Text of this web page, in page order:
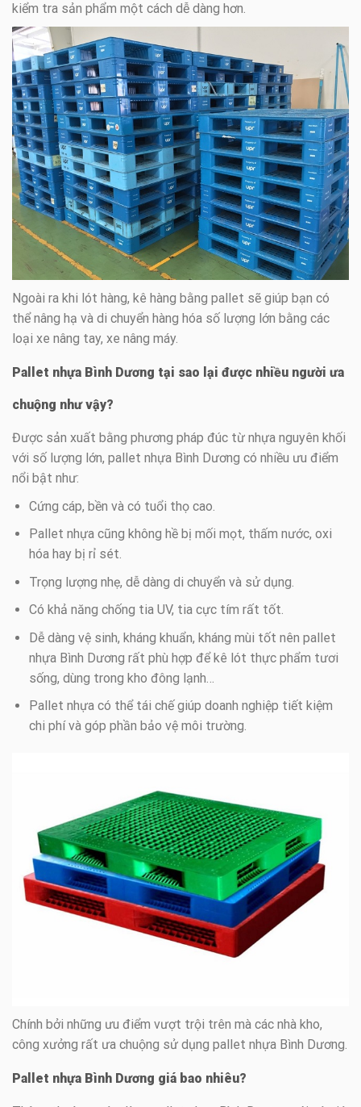
kiểm tra sản phẩm một cách dễ dàng hơn.
Ngoài ra khi lót hàng, kê hàng bằng pallet sẽ giúp bạn có
thể nâng hạ và di chuyển hàng hóa số lượng lớn bằng các
loại xe nâng tay, xe nâng máy.
Pallet nhựa Bình Dương tại sao lại được nhiều người ưa
chuộng như vậy?
Được sản xuất bằng phương pháp đúc từ nhựa nguyên khối
với số lượng lớn, pallet nhựa Bình Dương có nhiều ưu điểm
nổi bật như:
Cứng cáp, bền và có tuổi thọ cao.
Pallet nhựa cũng không hề bị mối mọt, thấm nước, oxi
hóa hay bị rỉ sét.
Trọng lượng nhẹ, dễ dàng di chuyển và sử dụng.
Có khả năng chống tia UV, tia cực tím rất tốt.
Dễ dàng vệ sinh, kháng khuẩn, kháng mùi tốt nên pallet
nhựa Bình Dương rất phù hợp để kê lót thực phẩm tươi
sống, dùng trong kho đông lạnh…
Pallet nhựa có thể tái chế giúp doanh nghiệp tiết kiệm
chi phí và góp phần bảo vệ môi trường.
Chính bởi những ưu điểm vượt trội trên mà các nhà kho,
công xưởng rất ưa chuộng sử dụng pallet nhựa Bình Dương.
Pallet nhựa Bình Dương giá bao nhiêu?